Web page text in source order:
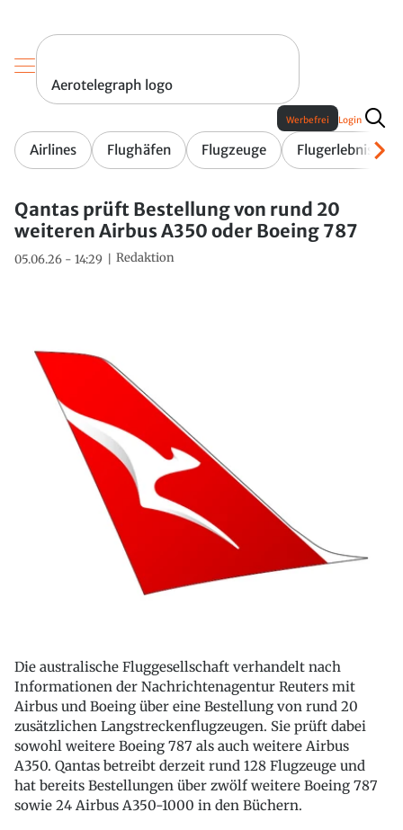
Aerotelegraph logo
Airlines Flughäfen Flugzeuge Flugerlebnis
Werbefrei Login
Qantas prüft Bestellung von rund 20
weiteren Airbus A350 oder Boeing 787
05.06.26 - 14:29 Redaktion
Die australische Fluggesellschaft verhandelt nach
Informationen der Nachrichtenagentur Reuters mit
Airbus und Boeing über eine Bestellung von rund 20
zusätzlichen Langstreckenflugzeugen. Sie prüft dabei
sowohl weitere Boeing 787 als auch weitere Airbus
A350. Qantas betreibt derzeit rund 128 Flugzeuge und
hat bereits Bestellungen über zwölf weitere Boeing 787
sowie 24 Airbus A350-1000 in den Büchern.